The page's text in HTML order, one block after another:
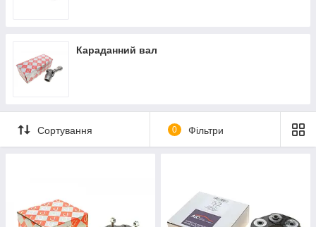
Караданний вал
Сортування 0 Фільтри